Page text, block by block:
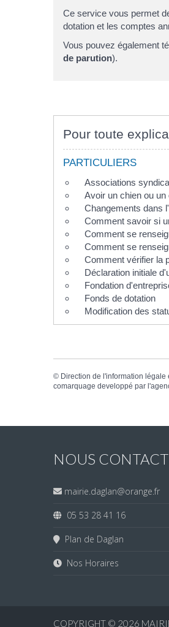
Ce service vous permet
dotation et les comptes
Vous pouvez également
de parution).
Pour toute
PARTICULIERS
Associations
Avoir un chien ou
Changements dans
Comment savoir si
Comment se
Comment se
Comment vérifier la
Déclaration initiale
Fondation
Fonds de dotation
Modification des
© Direction de l'information légale
comarquage developpé par l'
NOUS
mairie.daglan@orange.fr
05 53 28 41 16
Plan de Daglan
Nos Horaires
COPYRIGHT © 2026